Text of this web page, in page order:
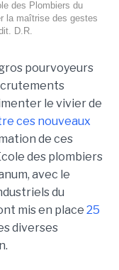
des Plombiers du
la maîtrise des gestes
D.R.
pourvoyeurs
le vivier de
ces nouveaux
de ces
des plombiers
avec le
du
mis en place 25
diverses